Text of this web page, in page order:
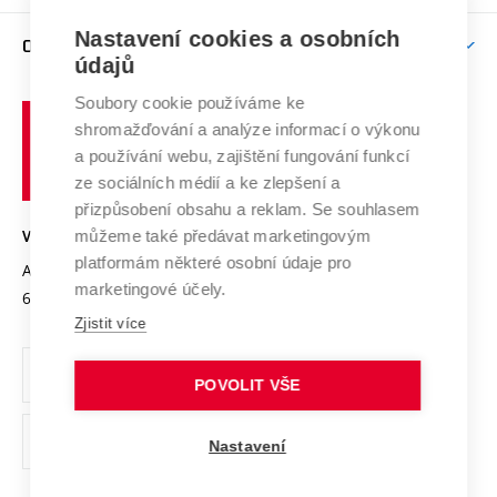
E-přihláška
Závěrečné práce
Doktorské studium
Studium bez bariér
Podpora podnikání
Mezinárodní vědecká rada
Systém zajišťování kvality výzkumu
Výzkumné infrastruktury
Transfer znalostí
Open Science
Projekty
Projekty ze strukturálních fondů
Specifický výzkum
Zahraniční spolupráce
Spolupráce se školami
Služby univerzity
Mezinárodní dohody
Univerzitní sítě
O UNIVERZITĚ
Profil univerzity
Udržitelná univerzita
Podnikavá univerzita / ContriBUTe
Bezpečná univerzita
Vyznamenání
Organizační struktura
Ochrana osobních údajů
odkaz)
učení
technické
VYSOKÉ UČENÍ TECHNICKÉ V BRNĚ
Antonínská 548/1
602 00 Brno
www.vut.cz
vut@vutbr.cz
Nastavení cookies a osobních
údajů
Soubory cookie používáme ke
shromažďování a analýze informací o výkonu
a používání webu, zajištění fungování funkcí
ze sociálních médií a ke zlepšení a
přizpůsobení obsahu a reklam. Se souhlasem
můžeme také předávat marketingovým
platformám některé osobní údaje pro
marketingové účely.
Zjistit více
POVOLIT VŠE
Nastavení